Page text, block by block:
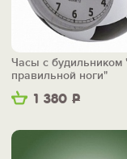
1 380 Р
Часы с будильником
правильной ноги"